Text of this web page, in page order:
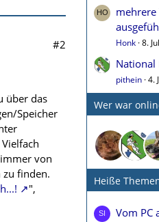
#2
über das
Speicher
von
finden.
",
mehrere
Honk 8.
National
pithein 4.
Wer war
Heiße
Vom PC